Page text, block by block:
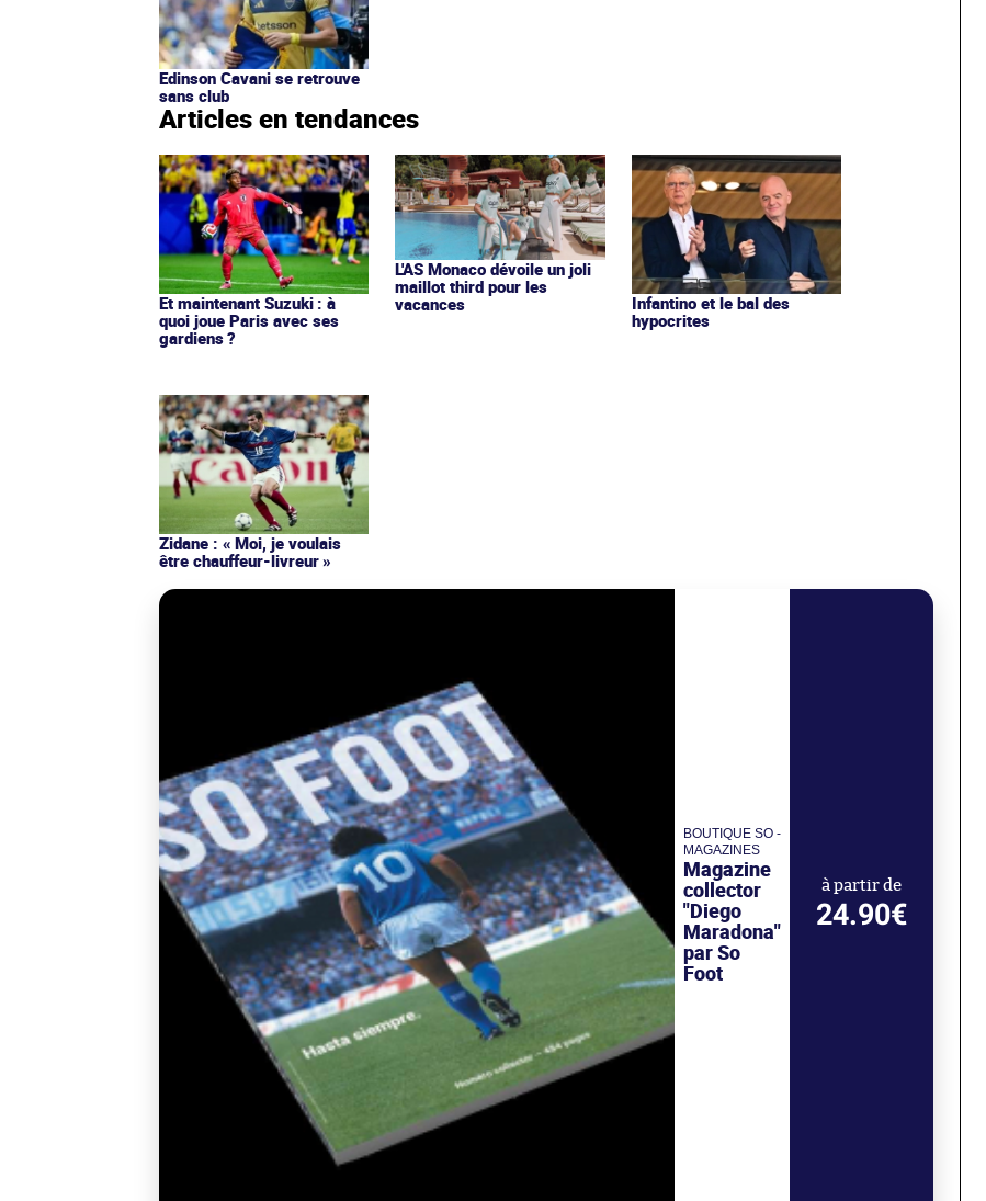
Edinson Cavani se retrouve
sans club
Articles en tendances
Et maintenant Suzuki : à
quoi joue Paris avec ses
gardiens ?
L'AS Monaco dévoile un joli
maillot third pour les
vacances
Infantino et le bal des
hypocrites
Zidane : « Moi, je voulais
être chauffeur-livreur »
BOUTIQUE SO -
MAGAZINES
Magazine
collector
"Diego
Maradona"
par So
Foot
à partir de
24.90€